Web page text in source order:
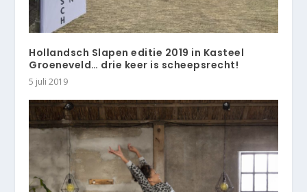
Hollandsch Slapen editie 2019 in Kasteel
Groeneveld… drie keer is scheepsrecht!
5 juli 2019